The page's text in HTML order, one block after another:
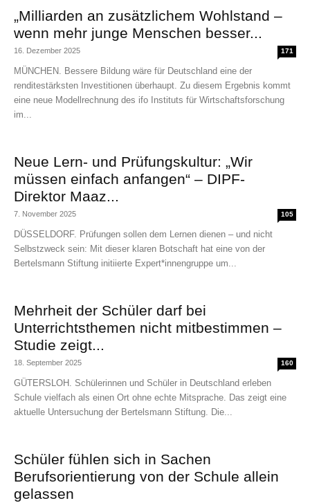
„Milliarden an zusätzlichem Wohlstand –
wenn mehr junge Menschen besser...
16. Dezember 2025 171
MÜNCHEN. Bessere Bildung wäre für Deutschland eine der
renditestärksten Investitionen überhaupt. Zu diesem Ergebnis kommt
eine neue Modellrechnung des ifo Instituts für Wirtschaftsforschung
im...
Neue Lern- und Prüfungskultur: „Wir
müssen einfach anfangen“ – DIPF-
Direktor Maaz...
7. November 2025 105
DÜSSELDORF. Prüfungen sollen dem Lernen dienen – und nicht
Selbstzweck sein: Mit dieser klaren Botschaft hat eine von der
Bertelsmann Stiftung initiierte Expert*innengruppe um...
Mehrheit der Schüler darf bei
Unterrichtsthemen nicht mitbestimmen –
Studie zeigt...
18. September 2025 160
GÜTERSLOH. Schülerinnen und Schüler in Deutschland erleben
Schule vielfach als einen Ort ohne echte Mitsprache. Das zeigt eine
aktuelle Untersuchung der Bertelsmann Stiftung. Die...
Schüler fühlen sich in Sachen
Berufsorientierung von der Schule allein
gelassen